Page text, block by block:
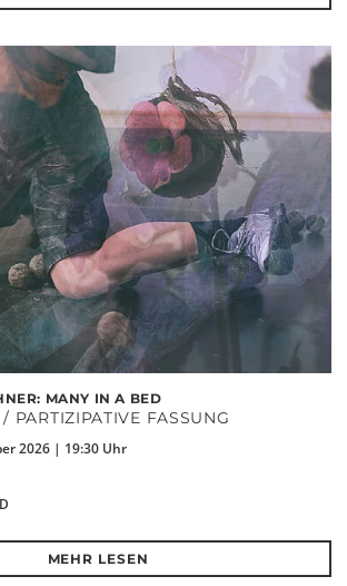
MANY IN A BED
PARTIZIPATIVE FASSUNG
2026 | 19:30 Uhr
MEHR LESEN